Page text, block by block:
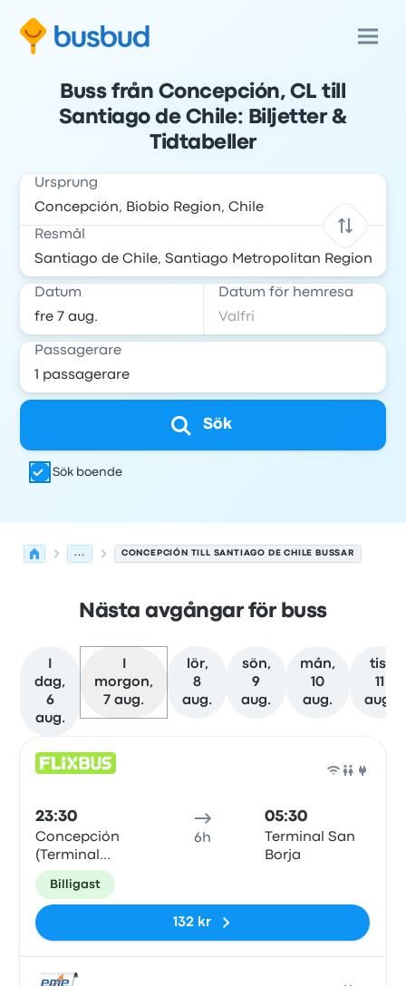
Buss från Concepción, CL till
Santiago de Chile: Biljetter &
Tidtabeller
Ursprung
Resmål
Datum Datum för hemresa
Passagerare
Sök
Sök boende
... CONCEPCIÓN TILL SANTIAGO DE CHILE BUSSAR
Nästa avgångar för buss
dag,
6
aug.
morgon,
7 aug.
lör,
8
aug.
sön,
9
aug.
mån,
10
aug.
tis,
11
aug.
23:30
Concepción
(Terminal
Collao)
6h
05:30
Terminal San
Borja
Billigast
132 kr